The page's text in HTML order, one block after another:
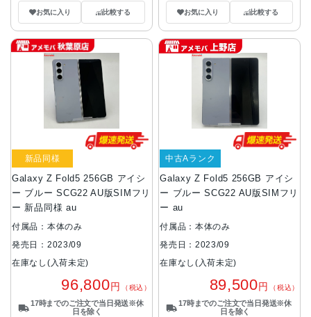
お気に入り 比較する お気に入り 比較する
Galaxy Z Fold5 256GB アイシ
ー ブルー SCG22 AU版SIMフリ
ー 新品同様 au
新品同様
付属品：本体のみ
発売日：2023/09
在庫なし(入荷未定)
96,800円 （税込）
17時までのご注文で当日発送※休
日を除く
Galaxy Z Fold5 256GB アイシ
ー ブルー SCG22 AU版SIMフリ
ー au
中古Aランク
付属品：本体のみ
発売日：2023/09
在庫なし(入荷未定)
89,500円 （税込）
17時までのご注文で当日発送※休
日を除く